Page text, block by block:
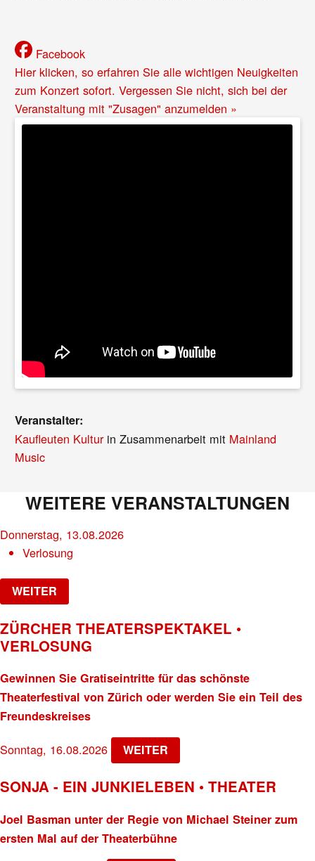
Facebook
Hier klicken, so erfahren Sie alle wichtigen Neuigkeiten
zum Konzert sofort. Vergessen Sie nicht, sich bei der
Veranstaltung mit "Zusagen" anzumelden »
Veranstalter:
Kaufleuten Kulturin Zusammenarbeit mit Mainland
Music
WEITERE VERANSTALTUNGEN
Donnerstag, 13.08.2026
Verlosung
WEITER
ZÜRCHER THEATERSPEKTAKEL •
VERLOSUNG
Gewinnen Sie Gratiseintritte für das schönste
Theaterfestival von Zürich oder werden Sie ein Teil des
Freundeskreises
Sonntag, 16.08.2026 WEITER
SONJA - EIN JUNKIELEBEN • THEATER
Joel Basman unter der Regie von Michael Steiner zum
ersten Mal auf der Theaterbühne